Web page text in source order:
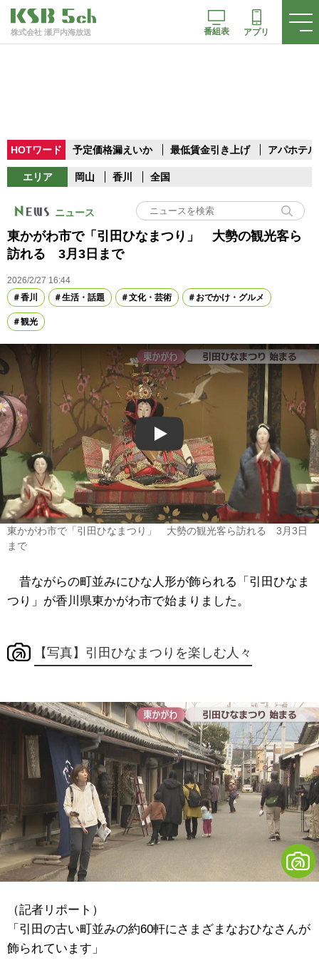
株式会社 瀬戸内海放送 番組表 アプリ
HOTワード 予定価格漏えいか 最低賃金引き上げ アパホテル
エリア 岡山 香川 全国
ニュース
東かがわ市で「引田ひなまつり」 大勢の観光客ら
訪れる 3月3日まで
2026/2/27 16:44
香川
生活・話題 文化・芸術 おでかけ・グルメ
観光
Play
東かがわ市で「引田ひなまつり」 大勢の観光客ら訪れる 3月3日
まで
昔ながらの町並みにひな人形が飾られる「引田ひなま
つり」が香川県東かがわ市で始まりました。
【写真】引田ひなまつりを楽しむ人々
（記者リポート）
「引田の古い町並みの約60軒にさまざまなおひなさんが
飾られています」